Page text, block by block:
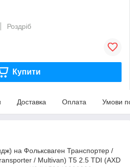
Роздріб
Купити
Доставка Оплата Умови
на Фольксваген Транспортер /
/ Multivan) Т5 2.5 TDI (AXD